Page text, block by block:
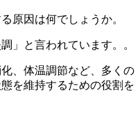
原因は何でしょうか。
」と言われています。。
、体温調節など、多くの
を維持するための役割を